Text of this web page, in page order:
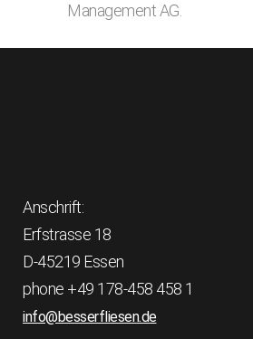
Management AG.
Anschrift:
Erfstrasse 18
D-45219 Essen
phone +49 178-458 458 1
info@besserfliesen.de